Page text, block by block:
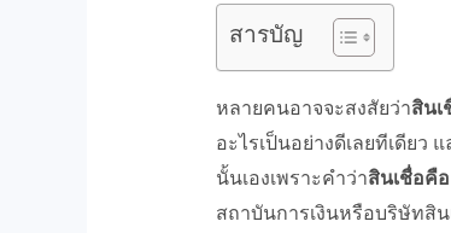
สารบัญ
หลายคนอาจจะสงสัยว่าสิน
อะไรเป็นอย่างดีเลยทีเดีย
นั้นเองเพราะคำว่าสินเชื่อคือ
สถาบันการเงินหรือบริษัทสิ